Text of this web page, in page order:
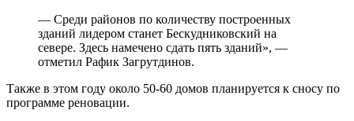
— Среди районов по количеству построенных
зданий лидером станет Бескудниковский на
севере. Здесь намечено сдать пять зданий», —
отметил Рафик Загрутдинов.
Также в этом году около 50-60 домов планируется к сносу по
программе реновации.